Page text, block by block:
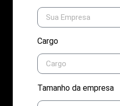
Cargo
Tamanho da empresa